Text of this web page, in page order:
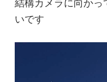
結構カメラに向かっ
いです